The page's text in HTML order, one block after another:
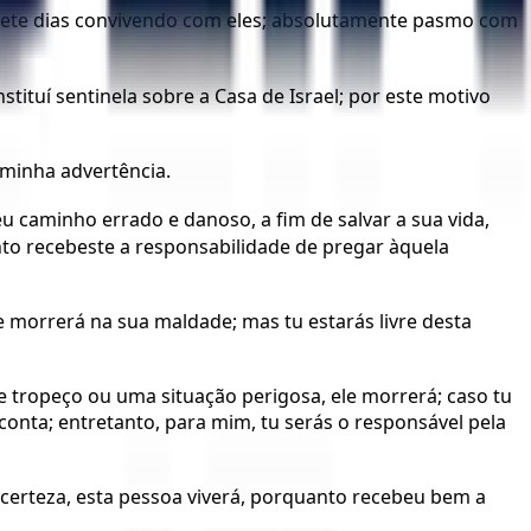
dias convivendo com eles; absolutamente pasmo com
sentinela sobre a Casa de Israel; por este motivo
advertência.
caminho errado e danoso, a fim de salvar a sua vida,
recebeste a responsabilidade de pregar àquela
na sua maldade; mas tu estarás livre desta
ou uma situação perigosa, ele morrerá; caso tu
entretanto, para mim, tu serás o responsável pela
esta pessoa viverá, porquanto recebeu bem a